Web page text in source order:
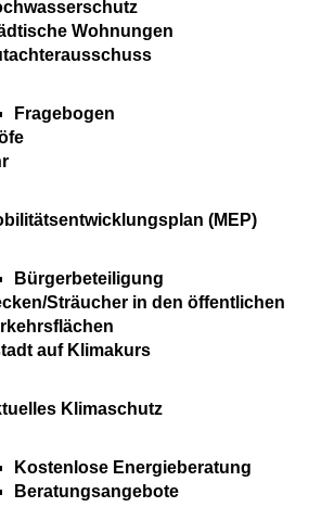
Wohnungen
Fragebogen
(MEP)
Bürgerbeteiligung
Sträucher in den öffentlichen
auf Klimakurs
Klimaschutz
Kostenlose Energieberatung
Beratungsangebote